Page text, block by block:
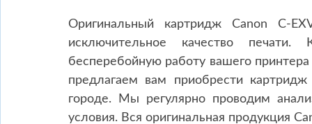
Оригинальный картридж Canon C-
исключительное качество печати.
бесперебойную работу вашего
предлагаем вам приобрести
городе. Мы регулярно проводим
условия. Вся оригинальная продукция